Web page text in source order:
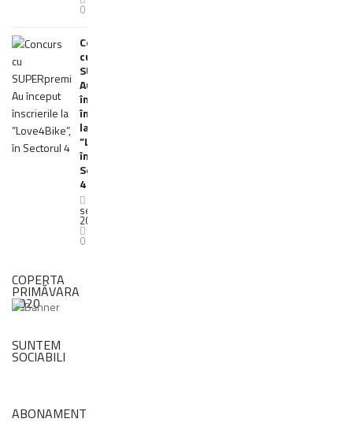
0
Concurs
cu
SUPERpremii!
Au
început
înscrierile
la
”Love4Bike”,
în
Sectorul
4
septembrie
2018
0
COPERTA
PRIMĂVARA
2020
SUNTEM
SOCIABILI
ABONAMENT